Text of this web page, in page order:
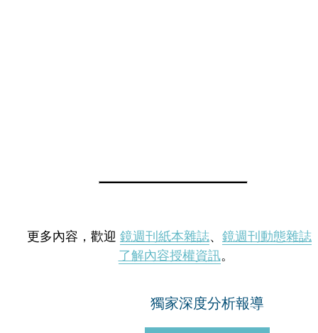
更多內容，歡迎 鏡週刊紙本雜誌、 鏡週刊動態雜誌
了解內容授權資訊。
獨家深度分析報導